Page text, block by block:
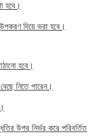
হবে।
দিয়ে ভরা হবে।
হবে।
নিতে পারেন।
উপর নির্ভর করে পরিবর্তিত